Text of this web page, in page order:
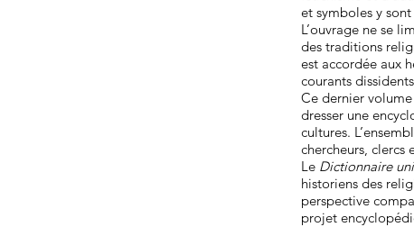
et symboles y
L’ouvrage ne se
des traditions
est accordée aux
courants
Ce dernier
dresser une
cultures.
chercheurs, clercs
Le Dictionnaire
historiens des
perspective
projet